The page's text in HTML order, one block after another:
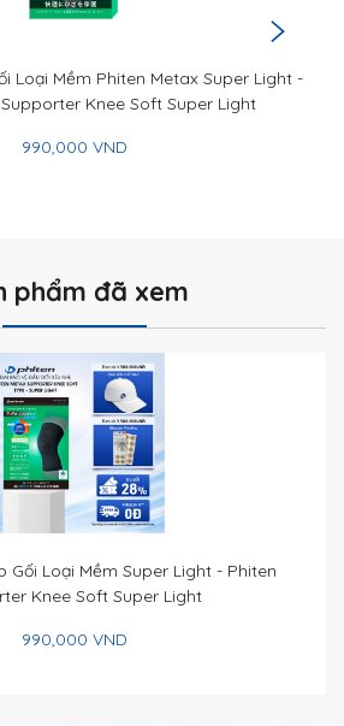
Loại Mềm Phiten Metax Super Light -
Knee Soft Super Light
990,000 VND
phẩm đã xem
Gối Loại Mềm Super Light - Phiten
Knee Soft Super Light
990,000 VND